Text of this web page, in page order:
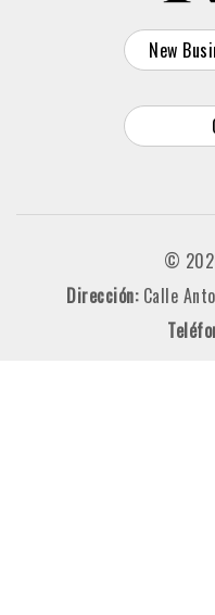
New
©
Dirección: Calle